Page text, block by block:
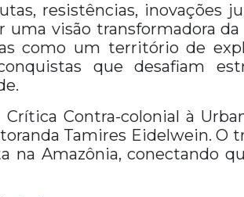
resistências, inovações
visão transformadora da
como um território de
que desafiam
Contra-colonial à
Tamires Eidelwein. O
na Amazônia, conectando